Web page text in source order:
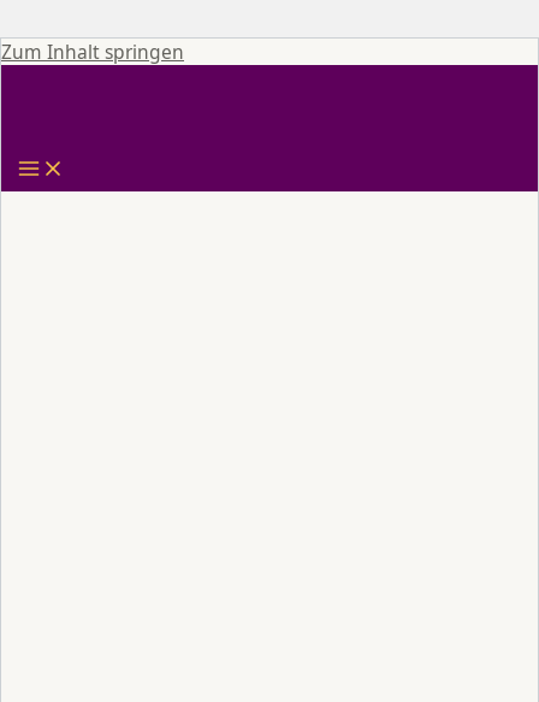
Zum Inhalt springen